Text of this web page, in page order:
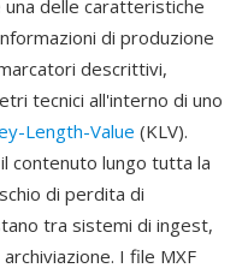
delle caratteristiche
di produzione
descrittivi,
tecnici all'interno di uno
Length-Value (KLV).
contenuto lungo tutta la
di perdita di
tra sistemi di ingest,
I file MXF